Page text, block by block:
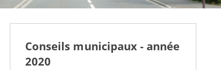
Conseils municipaux - année
2020